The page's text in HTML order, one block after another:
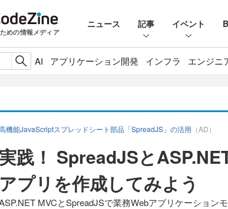
めの情報メディア
ニュース 記事 イベント
AI アプリケーション開発 インフラ エンジニ
機能JavaScriptスプレッドシート部品「SpreadJS」の活用 （AD）
実践！ SpreadJSと
アプリを作成してみよう
MVCとSpreadJSで業務Webアプリケーション